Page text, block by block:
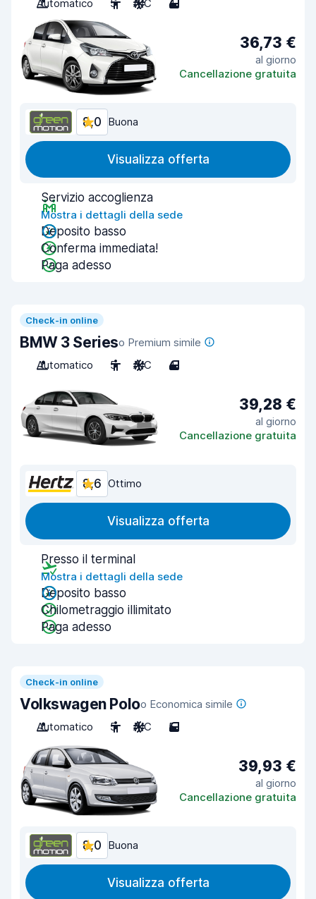
Automatico 5 A/C 4
36,73 €
al giorno
Cancellazione gratuita
8,0 Buona
Visualizza offerta
Servizio accoglienza
Mostra i dettagli della sede
Deposito basso
Conferma immediata!
Paga adesso
Check-in online
BMW 3 Serieso Premium simile
Automatico
5 A/C 4
39,28 €
al giorno
Cancellazione gratuita
8,6 Ottimo
Visualizza offerta
Presso il terminal
Mostra i dettagli della sede
Deposito basso
Chilometraggio illimitato
Paga adesso
Check-in online
Volkswagen Poloo Economica simile
Automatico
5 A/C 5
39,93 €
al giorno
Cancellazione gratuita
8,0 Buona
Visualizza offerta